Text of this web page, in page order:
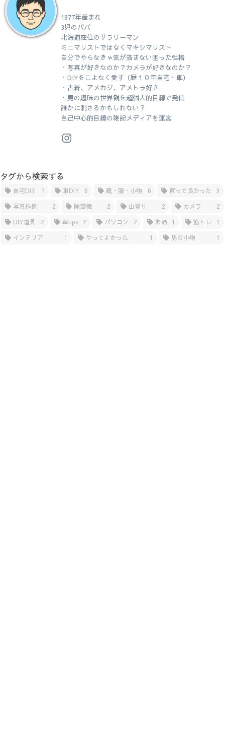
1977年産まれ
3児のパパ
北海道在住のサラリーマン
ミニマリストではなくマキシマリスト
自分でやらなきゃ気が済まない困った性格
・写真が好きなのか？カメラが好きなのか？
・DIYをこよなく愛す（歴１０年自宅・車）
・古着、アメカジ、アメトラ好き
・男の趣味の世界観を超個人的目線で発信
誰かに刺さるかもしれない？
自己中心的目線の雑記メディアを運営
タグから検索する
自宅DIY 7 車DIY 6 靴・服・小物 6 買って良かった
3
写真作例
2 除雪機 2 山登り 2 カメラ
2
DIY道具
2 車tips 2 パソコン 2 お酒 1 筋トレ
1
インテリア
1 やってよかった 1 男の小物 1